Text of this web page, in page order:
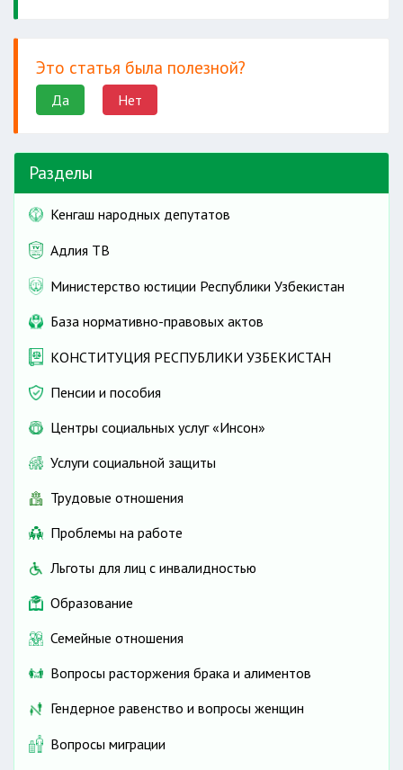
Это статья была полезной?
Да Нет
Разделы
Кенгаш народных депутатов
Адлия ТВ
Министерство юстиции Республики Узбекистан
База нормативно-правовых актов
КОНСТИТУЦИЯ РЕСПУБЛИКИ УЗБЕКИСТАН
Пенсии и пособия
Центры социальных услуг «Инсон»
Услуги социальной защиты
Трудовые отношения
Проблемы на работе
Льготы для лиц с инвалидностью
Образование
Семейные отношения
Вопросы расторжения брака и алиментов
Гендерное равенство и вопросы женщин
Вопросы миграции